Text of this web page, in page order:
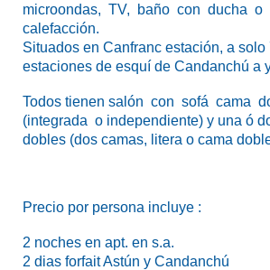
microondas, TV, baño con ducha o
calefacción.
Situados en Canfranc estación, a solo
estaciones de esquí de Candanchú a
Todos tienen salón con sofá cama
(integrada o independiente) y una ó
dobles (dos camas, litera o cama
Precio por persona incluye :
2 noches en apt. en s.a.
2 dias forfait Astún y Candanchú